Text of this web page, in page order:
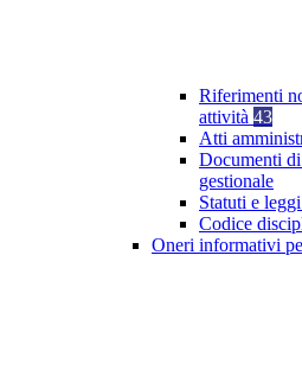
Riferimenti
attività 43
Atti
Documenti
gestionale
Statuti e
Codice
Oneri informativi